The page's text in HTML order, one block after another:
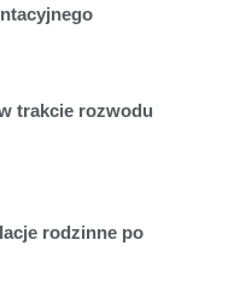
trakcie rozwodu
rodzinne po